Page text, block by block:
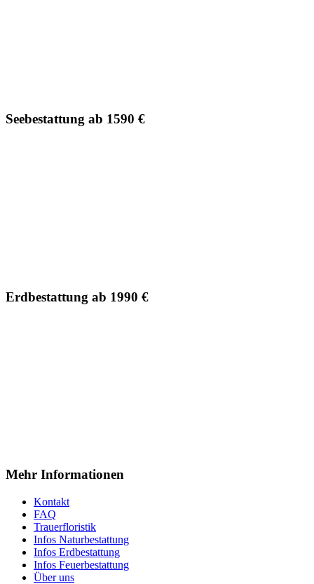
Seebestattung ab 1590 €
Erdbestattung ab 1990 €
Mehr Informationen
Kontakt
FAQ
Trauerfloristik
Infos Naturbestattung
Infos Erdbestattung
Infos Feuerbestattung
Über uns